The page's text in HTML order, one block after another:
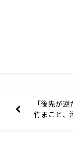
「後先が
竹まこと、